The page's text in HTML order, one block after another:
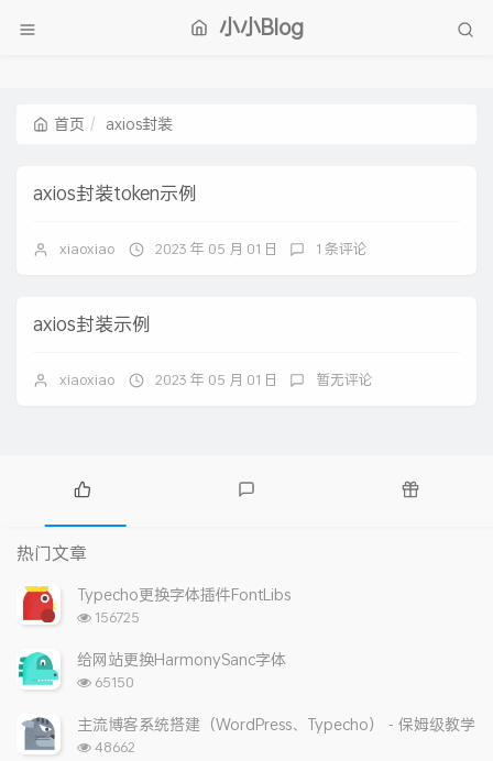
小小Blog
首页 axios封装
axios封装token示例
xiaoxiao 2023 年 05 月 01 日 1 条评论
axios封装示例
xiaoxiao 2023 年 05 月 01 日 暂无评论
热
门
文
章
论
热门文章
Typecho更换字体插件FontLibs
浏
次
数:
156725
给网站更换HarmonySanc字体
浏
次
数:
65150
主流博客系统搭建（WordPress、Typecho） - 保姆级教学
浏
48662